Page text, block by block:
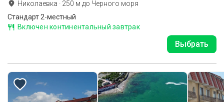
Николаевка · 250 м до Черного моря
Стандарт 2-местный
Включен континентальный завтрак
Выбрать